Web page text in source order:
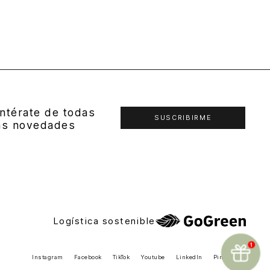
de todas
novedades
SUSCRIBIRME
Logística sostenible
Instagram Facebook TikTok Youtube LinkedIn Pinterest